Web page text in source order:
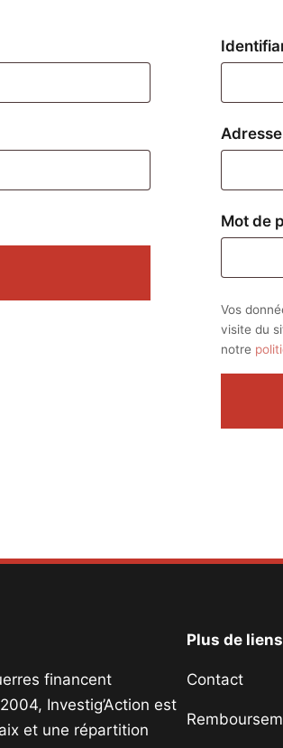
Mot de
Vos
visite du
notre
financent
Investig’Action est
et une répartition
Plus de liens
Contact